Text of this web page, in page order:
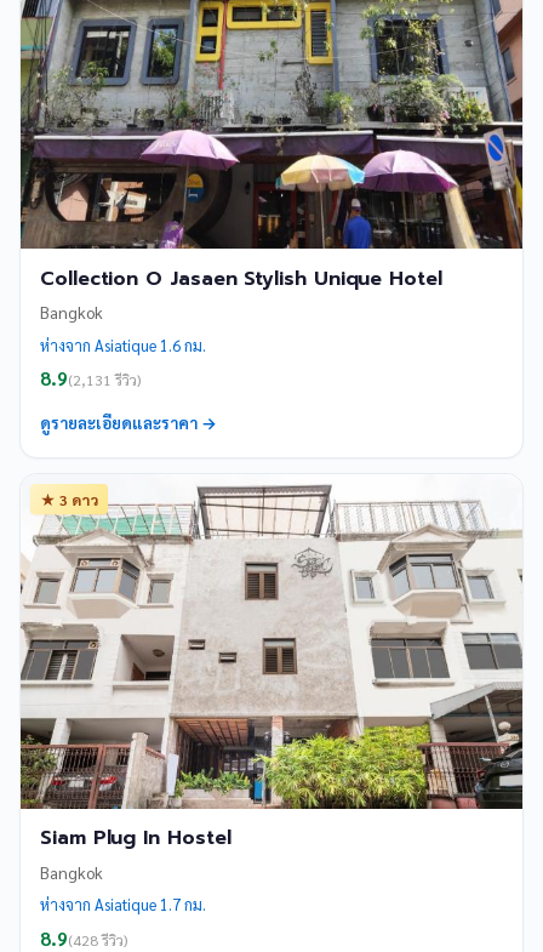
Collection O Jasaen Stylish Unique Hotel
Bangkok
ห่างจาก Asiatique 1.6 กม.
8.9(2,131 รีวิว)
ดูรายละเอียดและราคา →
★ 3 ดาว
Siam Plug In Hostel
Bangkok
ห่างจาก Asiatique 1.7 กม.
8.9(428 รีวิว)